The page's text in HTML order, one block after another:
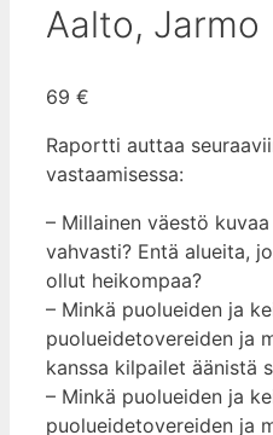
Aalto, Jarmo
69 €
Raportti auttaa
vastaamisessa:
– Millainen väestö
vahvasti? Entä alueita,
ollut heikompaa?
– Minkä puolueiden ja
puolueidetovereiden ja
kanssa kilpailet äänistä
– Minkä puolueiden ja
puolueidetovereiden ja